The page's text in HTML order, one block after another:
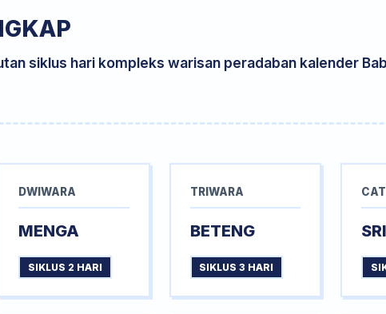
siklus hari kompleks warisan peradaban kalender
DWIWARA
MENGA
SIKLUS 2 HARI
TRIWARA
BETENG
SIKLUS 3 HARI
SRI